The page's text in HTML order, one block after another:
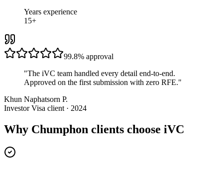
Years experience
15+
99.8% approval
"The iVC team handled every detail end-to-end.
Approved on the first submission with zero RFE."
Khun Naphatsorn P.
Investor Visa client · 2024
Why Chumphon clients choose iVC